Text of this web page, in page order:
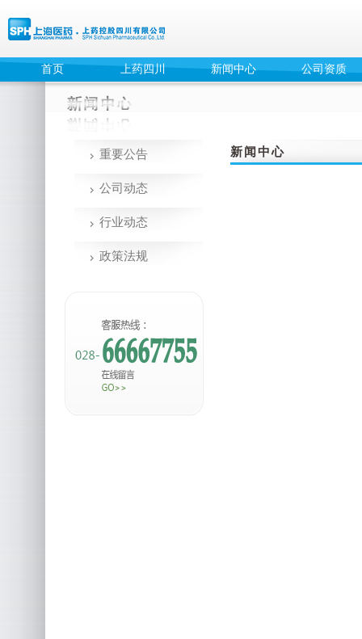
首页 上药四川 新闻中心 公司资质
重要公告
公司动态
行业动态
政策法规
新闻中心